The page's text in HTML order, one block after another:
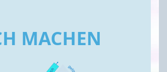
MACHEN